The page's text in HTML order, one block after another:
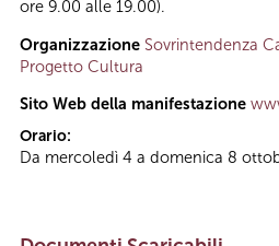
ore 9.00 alle 19.00).
Organizzazione Sovrintendenza
Progetto Cultura
Sito Web della manifestazione
Orario:
Da mercoledì 4 a domenica 8